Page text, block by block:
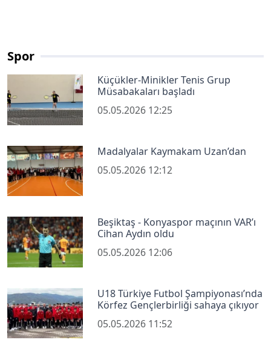
Spor
Küçükler-Minikler Tenis Grup
Müsabakaları başladı
05.05.2026 12:25
Madalyalar Kaymakam Uzan’dan
05.05.2026 12:12
Beşiktaş - Konyaspor maçının VAR’ı
Cihan Aydın oldu
05.05.2026 12:06
U18 Türkiye Futbol Şampiyonası’nda
Körfez Gençlerbirliği sahaya çıkıyor
05.05.2026 11:52